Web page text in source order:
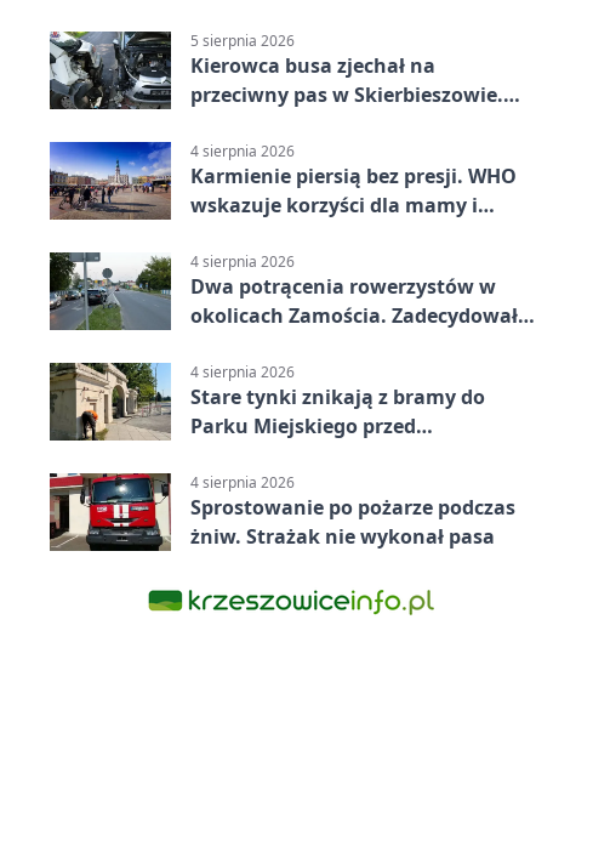
5 sierpnia 2026
Kierowca busa zjechał na
przeciwny pas w Skierbieszowie.
4 sierpnia 2026
Karmienie piersią bez presji. WHO
wskazuje korzyści dla mamy i
4 sierpnia 2026
Dwa potrącenia rowerzystów w
okolicach Zamościa. Zadecydowało
4 sierpnia 2026
Stare tynki znikają z bramy do
Parku Miejskiego przed
4 sierpnia 2026
Sprostowanie po pożarze podczas
żniw. Strażak nie wykonał pasa